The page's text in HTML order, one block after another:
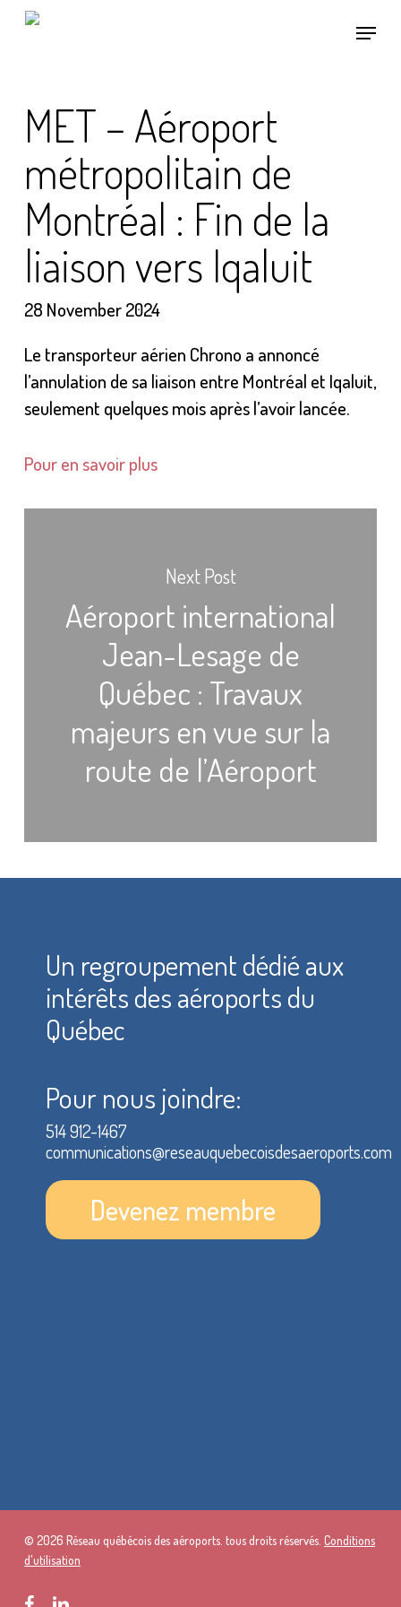
Skip
Menu
MET – Aéroport
métropolitain de
Montréal : Fin de la
liaison vers Iqaluit
28 November 2024
Le transporteur aérien Chrono a annoncé
l’annulation de sa liaison entre Montréal et Iqaluit,
seulement quelques mois après l’avoir lancée.
Pour en savoir plus
Next Post
Aéroport international
Jean-Lesage de
Québec : Travaux
majeurs en vue sur la
route de l’Aéroport
Un regroupement dédié aux
intérêts des aéroports du
Québec
Pour nous joindre:
514 912-1467
communications@reseauquebecoisdesaeroports.com
Devenez membre
© 2026 Réseau québécois des aéroports. tous droits réservés. Conditions
d'utilisation
facebooklinkedin